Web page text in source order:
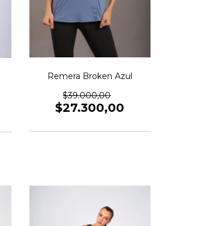
Remera Broken Azul
$39.000,00
$27.300,00